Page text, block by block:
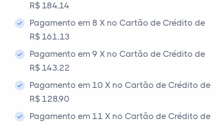
R$ 184,14
Pagamento em 8 X no Cartão de Crédito de
R$ 161,13
Pagamento em 9 X no Cartão de Crédito de
R$ 143,22
Pagamento em 10 X no Cartão de Crédito de
R$ 128,90
Pagamento em 11 X no Cartão de Crédito de